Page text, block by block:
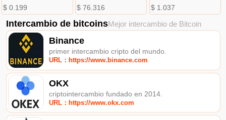
$ 0.199 $ 76.316 $ 1.037
Intercambio de bitcoinsMejor intercambio de Bitcoin
Binance
primer intercambio cripto del mundo.
URL：https://www.binance.com
OKX
criptointercambio fundado en 2014.
URL：https://www.okx.com